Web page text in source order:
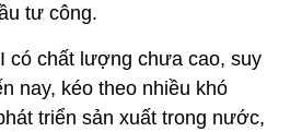
tư công.
có chất lượng chưa cao, suy
nay, kéo theo nhiều khó
triển sản xuất trong nước,